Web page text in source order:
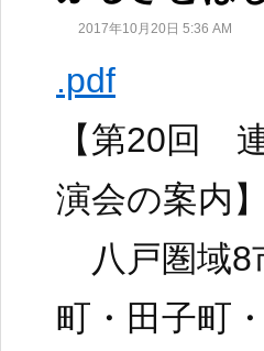
2017年10月20日 5:36 AM
.pdf
【第20回
演会の案内】
八戸圏域8
町・田子町